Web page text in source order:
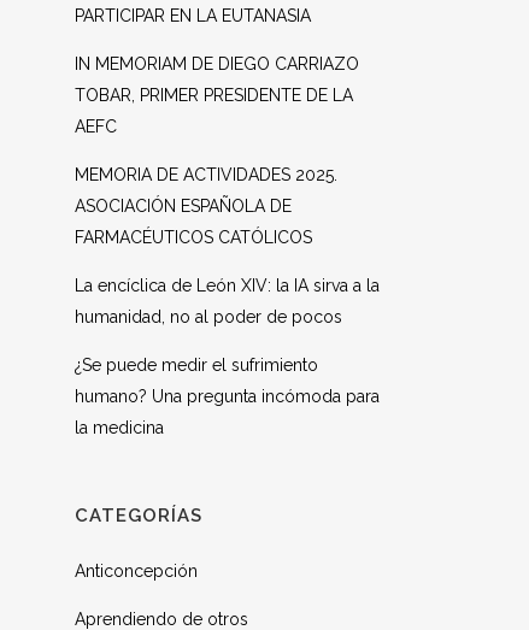
PARTICIPAR EN LA EUTANASIA
IN MEMORIAM DE DIEGO CARRIAZO
TOBAR, PRIMER PRESIDENTE DE LA
AEFC
MEMORIA DE ACTIVIDADES 2025.
ASOCIACIÓN ESPAÑOLA DE
FARMACÉUTICOS CATÓLICOS
La encíclica de León XIV: la IA sirva a la
humanidad, no al poder de pocos
¿Se puede medir el sufrimiento
humano? Una pregunta incómoda para
la medicina
CATEGORÍAS
Anticoncepción
Aprendiendo de otros